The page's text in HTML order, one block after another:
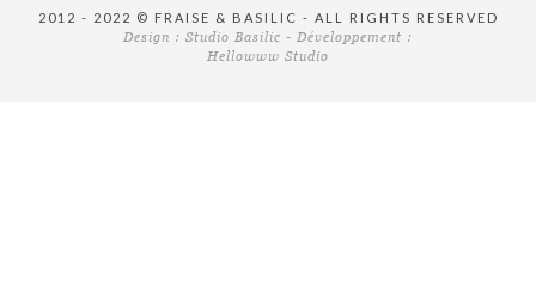
2012 - 2022 © FRAISE & BASILIC - ALL RIGHTS RESERVED
Design : Studio Basilic - Développement :
Hellowww Studio